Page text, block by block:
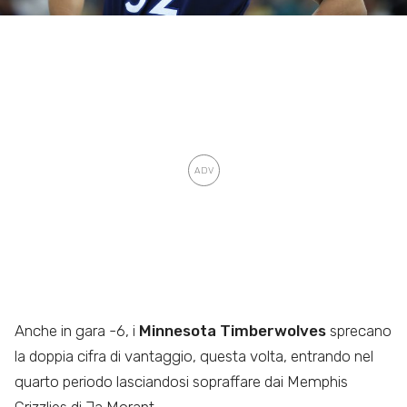
Anche in gara -6, i Minnesota Timberwolves sprecano
la doppia cifra di vantaggio, questa volta, entrando nel
quarto periodo lasciandosi sopraffare dai Memphis